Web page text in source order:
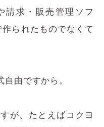
請求・販売管理ソフ
られたものでなくて
自由ですから。
が、たとえばコクヨ